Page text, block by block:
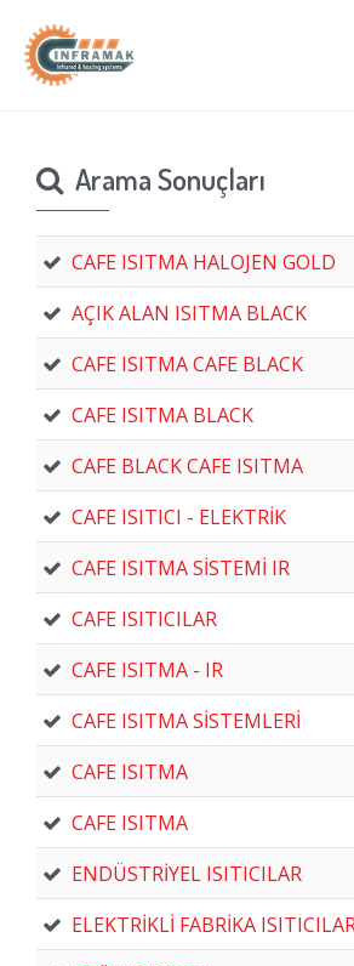
Arama Sonuçları
CAFE ISITMA HALOJEN GOLD
AÇIK ALAN ISITMA BLACK
CAFE ISITMA CAFE BLACK
CAFE ISITMA BLACK
CAFE BLACK CAFE ISITMA
CAFE ISITICI - ELEKTRİK
CAFE ISITMA SİSTEMİ IR
CAFE ISITICILAR
CAFE ISITMA - IR
CAFE ISITMA SİSTEMLERİ
CAFE ISITMA
CAFE ISITMA
ENDÜSTRİYEL ISITICILAR
ELEKTRİKLİ FABRİKA